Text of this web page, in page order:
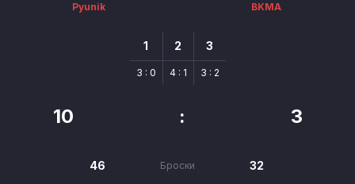
Pyunik
BKMA
1
3 : 0
2
4 : 1
3
3 : 2
10 : 3
46 Броски 32